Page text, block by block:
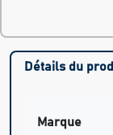
Détails du
Marque